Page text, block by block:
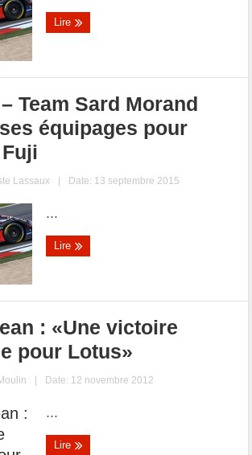
Lire
Team Sard Morand
équipages pour
Lassaux | Date: 13 septembre 2015
...
Lire
: «Une victoire
pour Lotus»
| Date: 12 novembre 2012
...
Lire